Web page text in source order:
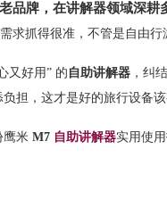
品牌，在讲解器领域深耕
求抓得很准，不管是自由
又好用” 的 自助讲解器 ，纠结
担，这才是好的旅行设备该
鹰米 M7 自助讲解器实用使